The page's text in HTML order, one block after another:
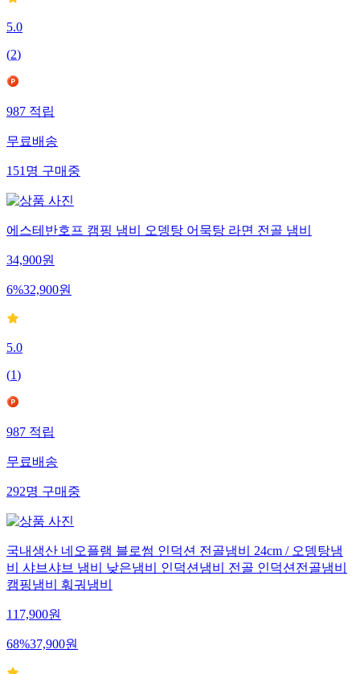
5.0
(2)
987적립
무료배송
151명구매중
에스테반호프 캠핑 냄비 오뎅탕 어묵탕 라면 전골 냄비
34,900원
6%32,900원
5.0
(1)
987적립
무료배송
292명구매중
국내생산 네오플램 블로썸 인덕션 전골냄비 24cm / 오뎅탕냄
비 샤브샤브 냄비 낮은냄비 인덕션냄비 전골 인덕션전골냄비
캠핑냄비 훠궈냄비
117,900원
68%37,900원